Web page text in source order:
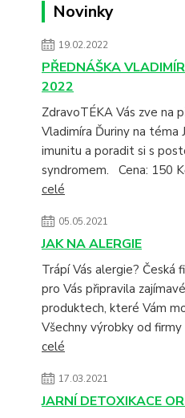
Novinky
19.02.2022
PŘEDNÁŠKA
2022
ZdravoTÉKA Vás zve na
Vladimíra Ďuriny na téma
imunitu a poradit si s
syndromem. Cena: 150
celé
05.05.2021
JAK NA ALERGIE
Trápí Vás alergie? Česká
pro Vás připravila
produktech, které Vám
Všechny výrobky od firmy
celé
17.03.2021
JARNÍ DETOXIKACE